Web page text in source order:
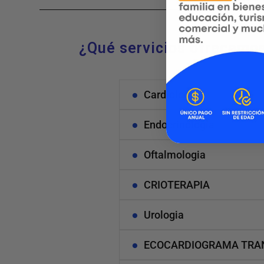
¿Qué servicios
Cardiologia
Endocrinologia
Oftalmologia
CRIOTERAPIA
Urologia
ECOCARDIOGRAMA